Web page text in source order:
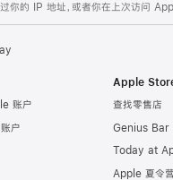
你的 IP 地址，或者你在上次访问
账户
户
Apple
查找零售店
Genius Bar
Today at
Apple 夏令营